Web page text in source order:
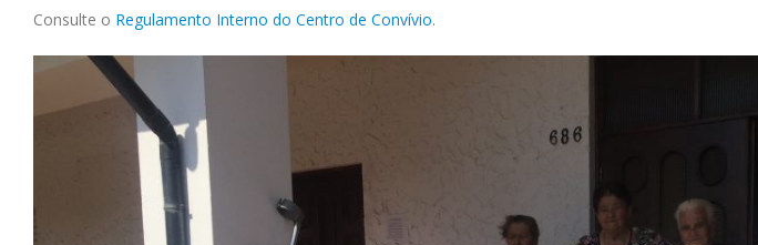
Consulte o Regulamento Interno do Centro de Convívio.